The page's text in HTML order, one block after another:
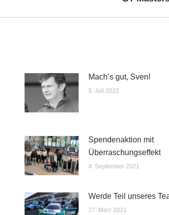
Mach’s gut, Sven!
5. Juli 2022
Spendenaktion mit
Überraschungseffekt
4. September 2021
Werde Teil unseres
27. März 2021